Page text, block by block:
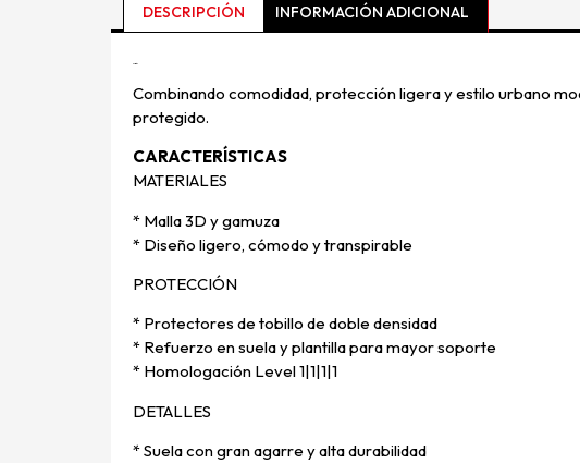
DESCRIPCIÓN INFORMACIÓN ADICIONAL
Combinando comodidad, protección ligera y estilo urbano
protegido.
CARACTERÍSTICAS
MATERIALES
* Malla 3D y gamuza
* Diseño ligero, cómodo y transpirable
PROTECCIÓN
* Protectores de tobillo de doble densidad
* Refuerzo en suela y plantilla para mayor soporte
* Homologación Level 1|1|1|1
DETALLES
* Suela con gran agarre y alta durabilidad